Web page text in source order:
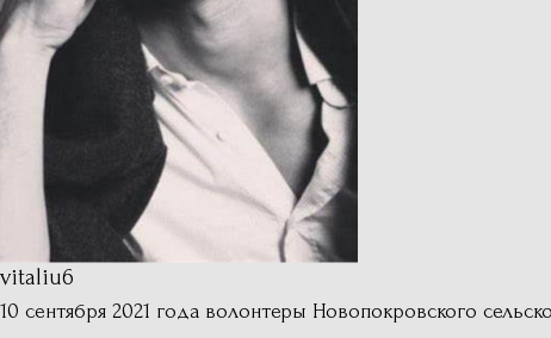
vitaliu6
10 сентября 2021 года волонтеры Новопокровского